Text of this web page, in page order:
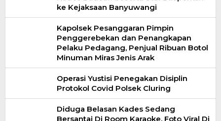
ke Kejaksaan Banyuwangi
Kapolsek Pesanggaran Pimpin
Penggerebekan dan Penangkapan
Pelaku Pedagang, Penjual Ribuan Botol
Minuman Miras Jenis Arak
Operasi Yustisi Penegakan Disiplin
Protokol Covid Polsek Cluring
Diduga Belasan Kades Sedang
Bersantai Di Room Karaoke, Foto Viral Di